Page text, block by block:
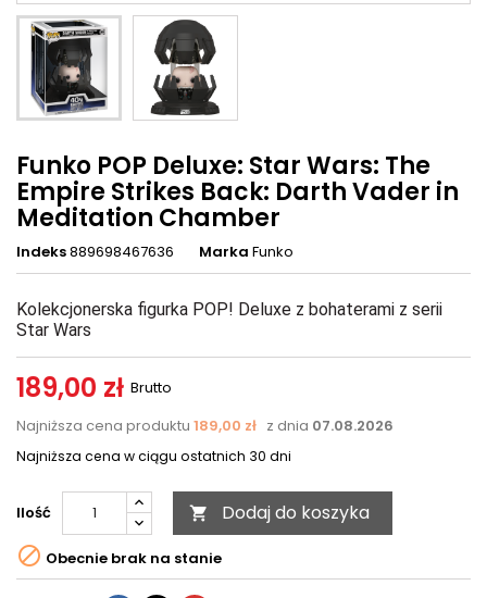
Funko POP Deluxe: Star Wars: The
Empire Strikes Back: Darth Vader in
Meditation Chamber
Indeks889698467636 Marka Funko
Kolekcjonerska figurka POP! Deluxe z bohaterami z serii
Star Wars
189,00 zł Brutto
Najniższa cena produktu 189,00 zł z dnia 07.08.2026
Najniższa cena w ciągu ostatnich 30 dni
Ilość  Dodaj do koszyka
 Obecnie brak na stanie